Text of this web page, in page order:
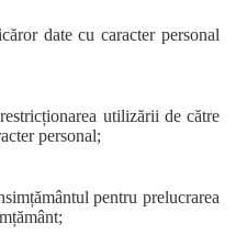
date cu caracter personal
utilizării de către
personal;
pentru prelucrarea